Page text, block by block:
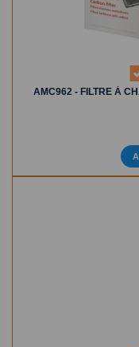
AMC962 - FILTRE À